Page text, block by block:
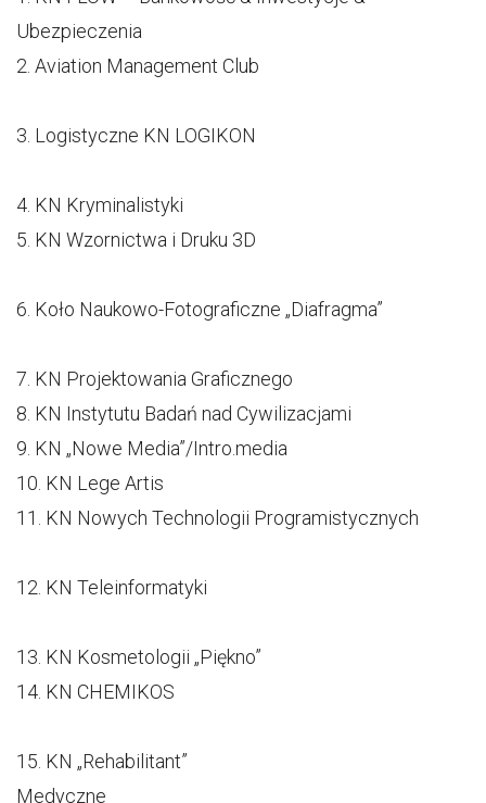
Ubezpieczenia
2. Aviation Management Club
3. Logistyczne KN LOGIKON
4. KN Kryminalistyki
5. KN Wzornictwa i Druku 3D
6. Koło Naukowo-Fotograficzne „Diafragma”
7. KN Projektowania Graficznego
8. KN Instytutu Badań nad Cywilizacjami
9. KN „Nowe Media”/Intro.media
10. KN Lege Artis
11. KN Nowych Technologii Programistycznych
12. KN Teleinformatyki
13. KN Kosmetologii „Piękno”
14. KN CHEMIKOS
15. KN „Rehabilitant”
Medyczne